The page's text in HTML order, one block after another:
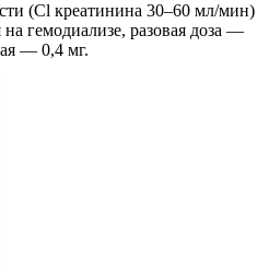
(Cl креатинина 30–60 мл/мин)
гемодиализе, разовая доза —
— 0,4 мг.